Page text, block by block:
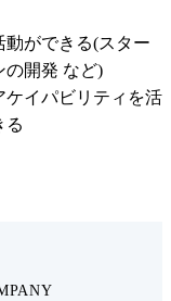
動ができる(スター
の開発 など)
ケイパビリティを活
る